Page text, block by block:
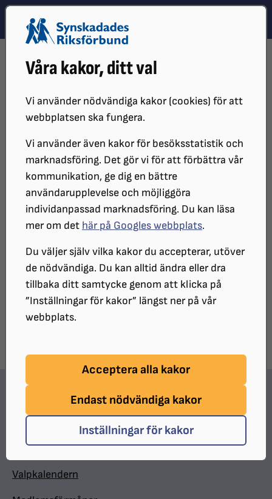
Våra kakor, ditt val
Vi använder nödvändiga kakor (cookies) för att
webbplatsen ska fungera.
Vi använder även kakor för besöksstatistik och
marknadsföring. Det gör vi för att förbättra vår
kommunikation, ge dig en bättre
användarupplevelse och möjliggöra
individanpassad marknadsföring. Du kan läsa
mer om det här på Googles webbplats.
Du väljer själv vilka kakor du accepterar, utöver
de nödvändiga. Du kan alltid ändra eller dra
tillbaka ditt samtycke genom att klicka på
”Inställningar för kakor” längst ner på vår
webbplats.
Acceptera alla kakor
Endast nödvändiga kakor
Inställningar för kakor
Hoppa till innehåll
Hoppa till hitta snabbt
DISTRIKT
SRF JÖNKÖPINGS LÄN
SRF Finnvedens kalendarium (1)
Filtrera
Kategori
Alla
Filtrera
Det finns inga kalenderhändelser.
Hitta snabbt
In English
Minnesgåva
Valpkalendern